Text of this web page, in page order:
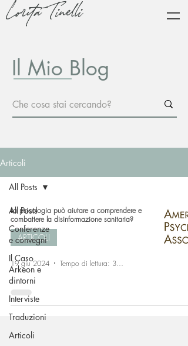
Lorita Tinelli
Il Mio Blog
Articoli
All Posts
Conferenze
e convegni
Il Caso
Arkeon e
dintorni
Interviste
Traduzioni
Articoli
All Posts
La psicologia può aiutare a comprendere e
combattere la disinformazione sanitaria?
ARTICOLI
19 giu 2024 Tempo di lettura: 3 min